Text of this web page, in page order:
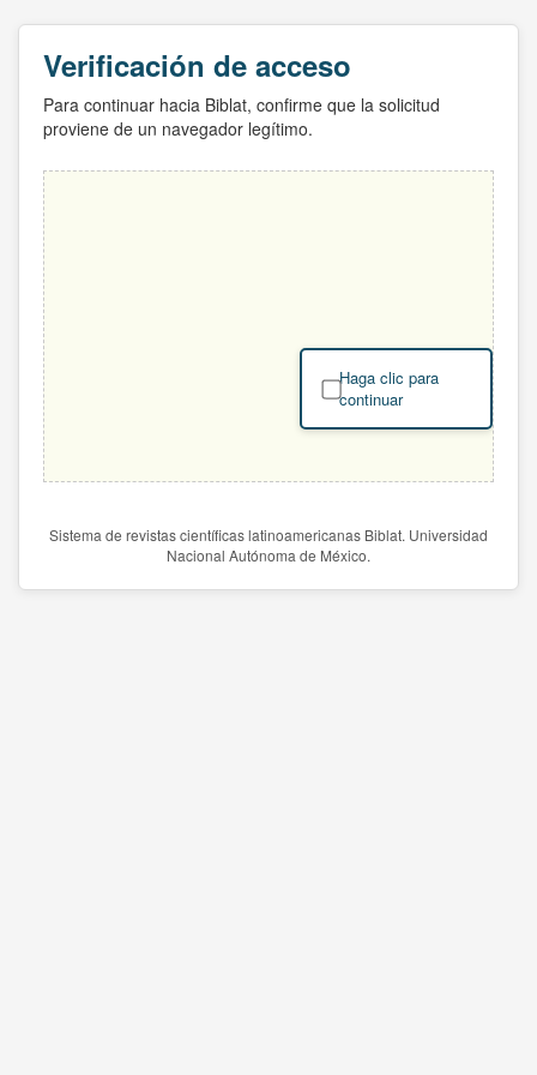
Verificación de acceso
Para continuar hacia Biblat, confirme que la solicitud
proviene de un navegador legítimo.
Haga clic para
continuar
Sistema de revistas científicas latinoamericanas Biblat. Universidad
Nacional Autónoma de México.